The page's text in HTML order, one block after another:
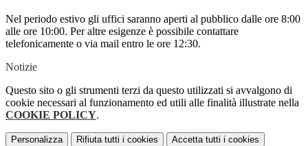
Nel periodo estivo gli uffici saranno aperti al pubblico dalle ore 8:00
alle ore 10:00. Per altre esigenze è possibile contattare
telefonicamente o via mail entro le ore 12:30.
Notizie
Questo sito o gli strumenti terzi da questo utilizzati si avvalgono di
cookie necessari al funzionamento ed utili alle finalità illustrate nella
COOKIE POLICY.
Personalizza Rifiuta tutti i cookies Accetta tutti i cookies